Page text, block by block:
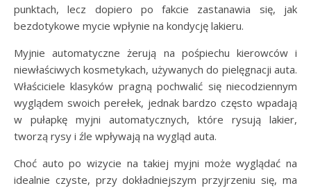
punktach, lecz dopiero po fakcie zastanawia się, jak
bezdotykowe mycie wpłynie na kondycję lakieru.
Myjnie automatyczne żerują na pośpiechu kierowców i
niewłaściwych kosmetykach, używanych do pielęgnacji auta.
Właściciele klasyków pragną pochwalić się niecodziennym
wyglądem swoich perełek, jednak bardzo często wpadają
w pułapkę myjni automatycznych, które rysują lakier,
tworzą rysy i źle wpływają na wygląd auta.
Choć auto po wizycie na takiej myjni może wyglądać na
idealnie czyste, przy dokładniejszym przyjrzeniu się, ma